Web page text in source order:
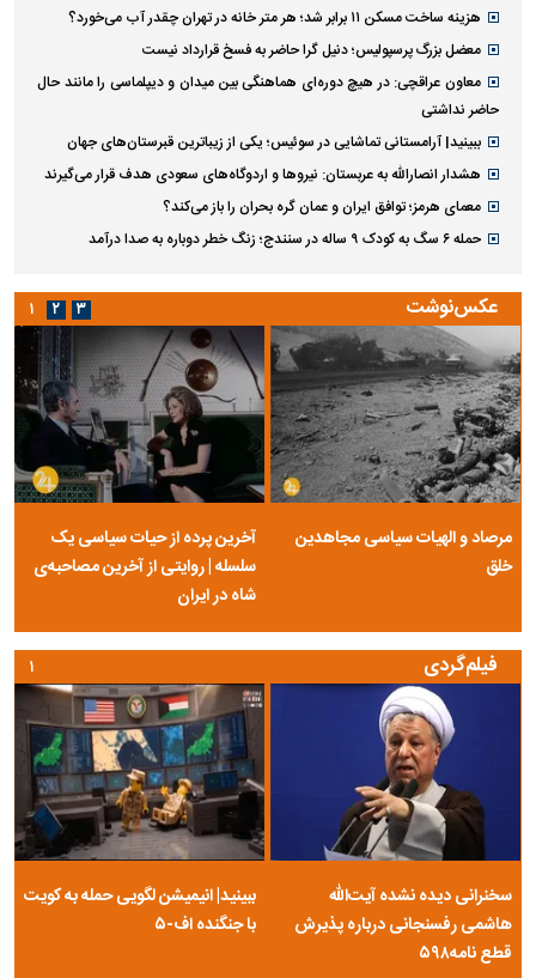
هزینه ساخت مسکن ۱۱ برابر شد؛ هر متر خانه در تهران چقدر آب می‌خورد؟
معضل بزرگ پرسپولیس؛ دنیل گرا حاضر به فسخ قرارداد نیست
معاون عراقچی: در هیچ دوره‌ای هماهنگی بین میدان و دیپلماسی را مانند حال
حاضر نداشتی
ببینید| آرامستانی تماشایی در سوئیس؛ یکی از زیباترین قبرستان‌های جهان
هشدار انصارالله به عربستان: نیروها و اردوگاه‌های سعودی هدف قرار می‌گیرند
معمای هرمز؛ توافق ایران و عمان گره بحران را باز می‌کند؟
حمله ۶ سگ به کودک ۹ ساله در سنندج؛ زنگ خطر دوباره به صدا درآمد
عکس‌نوشت
مرصاد و الهیات سیاسی مجاهدین
خلق
آخرین پرده از حیات سیاسی یک
سلسله | روایتی از آخرین مصاحبه‌ی
شاه در ایران
۱ ۲ ۳
فیلم‌گردی
سخنرانی دیده نشده آیت‌الله
هاشمی رفسنجانی درباره پذیرش
قطع نامه۵۹۸
ببینید| انیمیشن لگویی حمله به کویت
با جنگنده اف-۵
۱